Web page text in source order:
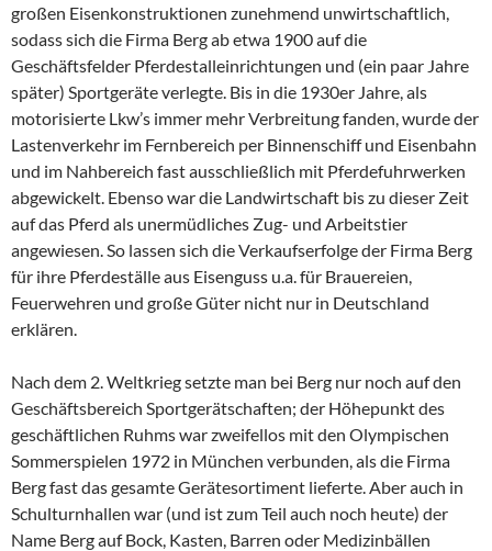
großen Eisenkonstruktionen zunehmend unwirtschaftlich,
sodass sich die Firma Berg ab etwa 1900 auf die
Geschäftsfelder Pferdestalleinrichtungen und (ein paar Jahre
später) Sportgeräte verlegte. Bis in die 1930er Jahre, als
motorisierte Lkw’s immer mehr Verbreitung fanden, wurde der
Lastenverkehr im Fernbereich per Binnenschiff und Eisenbahn
und im Nahbereich fast ausschließlich mit Pferdefuhrwerken
abgewickelt. Ebenso war die Landwirtschaft bis zu dieser Zeit
auf das Pferd als unermüdliches Zug- und Arbeitstier
angewiesen. So lassen sich die Verkaufserfolge der Firma Berg
für ihre Pferdeställe aus Eisenguss u.a. für Brauereien,
Feuerwehren und große Güter nicht nur in Deutschland
erklären.
Nach dem 2. Weltkrieg setzte man bei Berg nur noch auf den
Geschäftsbereich Sportgerätschaften; der Höhepunkt des
geschäftlichen Ruhms war zweifellos mit den Olympischen
Sommerspielen 1972 in München verbunden, als die Firma
Berg fast das gesamte Gerätesortiment lieferte. Aber auch in
Schulturnhallen war (und ist zum Teil auch noch heute) der
Name Berg auf Bock, Kasten, Barren oder Medizinbällen